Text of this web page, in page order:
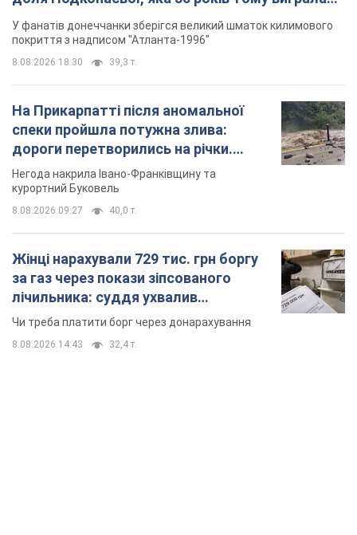
Відео
курортний Буковель
за газ через покази зіпсованого
лічильника: суддя ухвалив
неочікуване рішення
8.08.2026 14:43 32,4 т.